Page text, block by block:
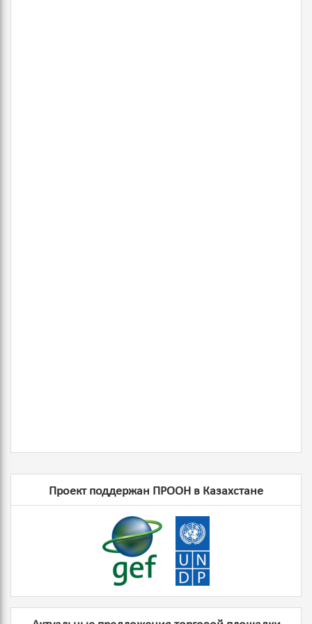
Проект поддержан ПРООН в Казахстане